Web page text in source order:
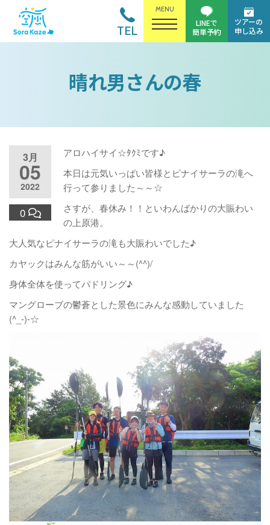
MENU
TEL
ツアーの
申し込み
LINEで
簡単予約
晴れ男さんの春
3月
05
2022
0
アロハイサイ☆ﾀｸﾐです♪
本日は元気いっぱい皆様とピナイサーラの滝へ
行って参りました～～☆
さすが、春休み！！といわんばかりの大賑わい
の上原港。
大人気なピナイサーラの滝も大賑わいでした♪
カヤックはみんな筋がいい～～(^^)/
身体全体を使ってパドリング♪
マングローブの鬱蒼とした景色にみんな感動していました
(^_-)-☆